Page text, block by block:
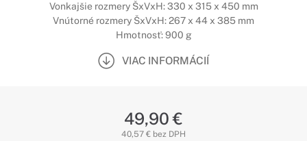
Vonkajšie rozmery ŠxVxH: 330 x 315 x 450 mm
Vnútorné rozmery ŠxVxH: 267 x 44 x 385 mm
Hmotnosť: 900 g
VIAC INFORMÁCIÍ
49,90 €
40,57 € bez DPH